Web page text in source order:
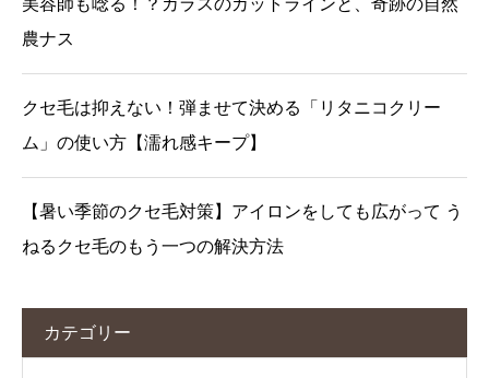
美容師も唸る！？カラスのカットラインと、奇跡の自然
農ナス
クセ毛は抑えない！弾ませて決める「リタニコクリー
ム」の使い方【濡れ感キープ】
【暑い季節のクセ毛対策】アイロンをしても広がって う
ねるクセ毛のもう一つの解決方法
カテゴリー